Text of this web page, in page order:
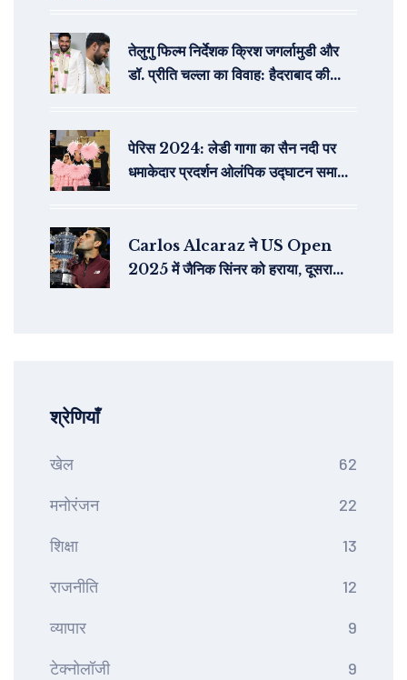
तेलुगु फिल्म निर्देशक क्रिश जगर्लामुडी और
डॉ. प्रीति चल्ला का विवाह: हैदराबाद की
पेरिस 2024: लेडी गागा का सैन नदी पर
धमाकेदार प्रदर्शन ओलंपिक उद्घाटन समारोह
Carlos Alcaraz ने US Open
2025 में जैनिक सिंनर को हराया, दूसरा
श्रेणियाँ
खेल 62
मनोरंजन 22
शिक्षा 13
राजनीति 12
व्यापार 9
टेक्नोलॉजी 9